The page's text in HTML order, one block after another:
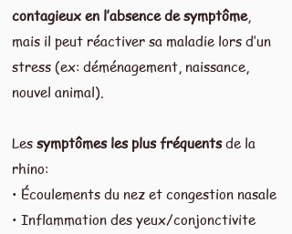
contagieux en l’absence de symptôme,
mais il peut réactiver sa maladie lors d’un
stress (ex: déménagement, naissance,
nouvel animal).
Les symptômes les plus fréquentsde la
rhino:
• Écoulements du nez et congestion nasale
• Inflammation des yeux/conjonctivite